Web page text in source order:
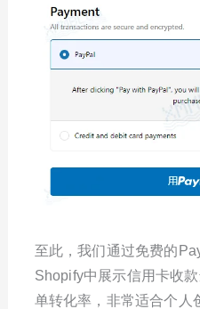
至此，我们通过免费的
Shopify中展示信用卡收
单转化率，非常适合个人